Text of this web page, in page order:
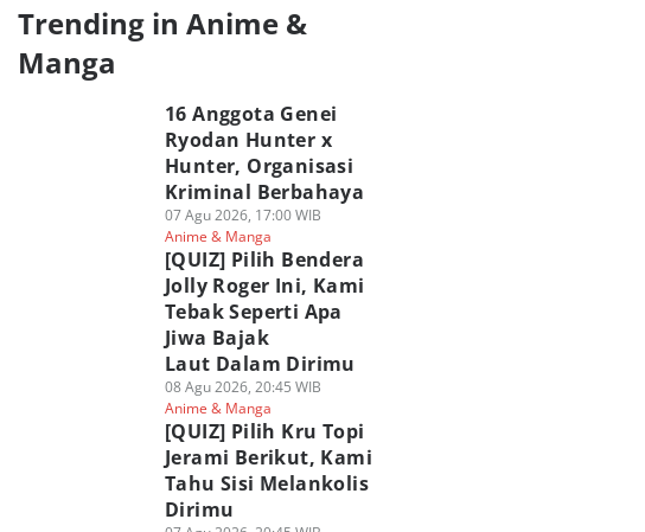
Trending in Anime &
Manga
16 Anggota Genei
Ryodan Hunter x
Hunter, Organisasi
Kriminal Berbahaya
07 Agu 2026, 17:00 WIB
Anime & Manga
[QUIZ] Pilih Bendera
Jolly Roger Ini, Kami
Tebak Seperti Apa
Jiwa Bajak
Laut Dalam Dirimu
08 Agu 2026, 20:45 WIB
Anime & Manga
[QUIZ] Pilih Kru Topi
Jerami Berikut, Kami
Tahu Sisi Melankolis
Dirimu